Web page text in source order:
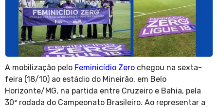
A mobilização pelo Feminicídio Zero chegou na sexta-
feira (18/10) ao estádio do Mineirão, em Belo
Horizonte/MG, na partida entre Cruzeiro e Bahia, pela
30ª rodada do Campeonato Brasileiro. Ao representar a